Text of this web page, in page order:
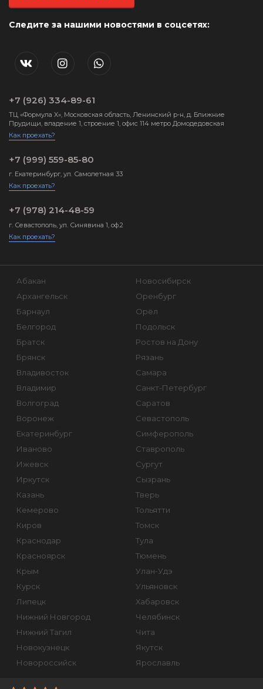
Следите за нашими новостями в соцсетях:
+7 (926) 334-89-61
ТЦ «Формула X», Московская область, Ленинский р-н, д. Ближние
Прудищи, владение 1, строение 1, офис 114 метро Домодедовская
Как проехать?
+7 (999) 559-85-80
г. Екатеринбург, ул. Самолетная 33
Как проехать?
+7 (978) 214-48-59
г. Севастополь, ул. Синявина 1, оф.2
Как проехать?
Абакан
Архангельск
Барнаул
Белгород
Братск
Брянск
Владивосток
Владимир
Волгоград
Воронеж
Екатеринбург
Иваново
Ижевск
Иркутск
Казань
Кемерово
Киров
Краснодар
Красноярск
Крым
Курск
Липецк
Нижний Новгород
Нижний Тагил
Новокузнецк
Новороссийск
Новосибирск
Оренбург
Орёл
Подольск
Ростов на Дону
Рязань
Самара
Санкт-Петербург
Саратов
Севастополь
Симферополь
Ставрополь
Сургут
Сызрань
Тверь
Тольятти
Томск
Тула
Тюмень
Улан-Удэ
Ульяновск
Хабаровск
Челябинск
Чита
Якутск
Ярославль